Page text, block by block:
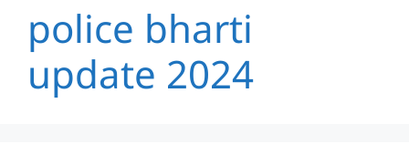
police bharti
update 2024